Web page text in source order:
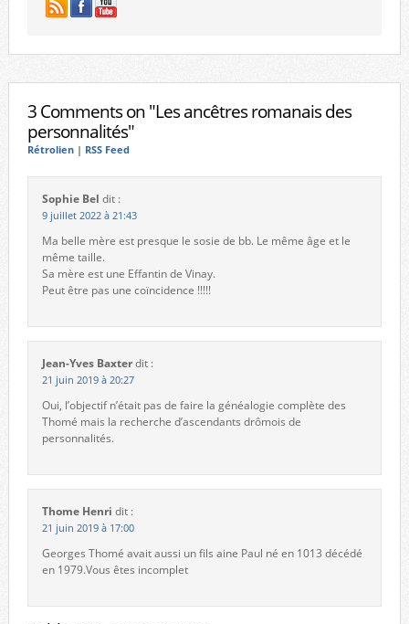
3 Comments on "Les ancêtres romanais des
personnalités"
Rétrolien| RSS Feed
Sophie Bel dit :
9 juillet 2022 à 21:43
Ma belle mère est presque le sosie de bb. Le même âge et le
même taille.
Sa mère est une Effantin de Vinay.
Peut être pas une coïncidence !!!!!
Jean-Yves Baxterdit :
21 juin 2019 à 20:27
Oui, l’objectif n’était pas de faire la généalogie complète des
Thomé mais la recherche d’ascendants drômois de
personnalités.
Thome Henri dit :
21 juin 2019 à 17:00
Georges Thomé avait aussi un fils aine Paul né en 1013 décédé
en 1979.Vous êtes incomplet